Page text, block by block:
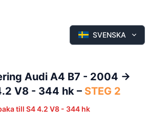
SVENSKA
Audi A4 B7 - 2004 ->
V8 - 344 hk– STEG 2
till S4 4.2 V8 - 344 hk